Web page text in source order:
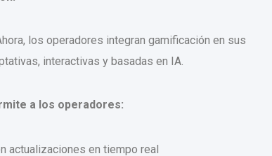
los operadores integran gamificación en sus
interactivas y basadas en IA.
a los operadores:
actualizaciones en tiempo real